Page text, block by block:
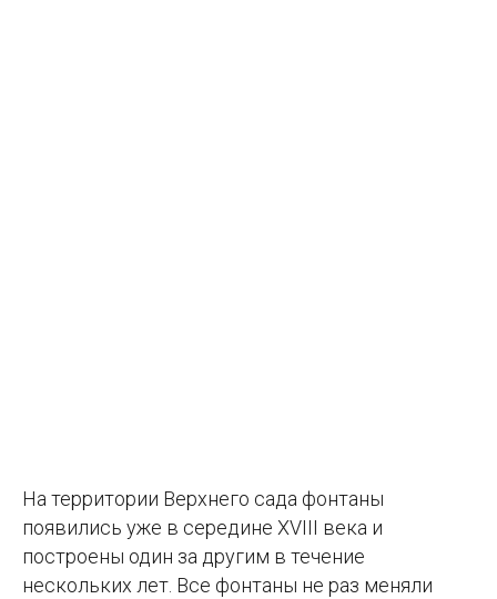
На территории Верхнего сада фонтаны
появились уже в середине XVIII века и
построены один за другим в течение
нескольких лет. Все фонтаны не раз меняли